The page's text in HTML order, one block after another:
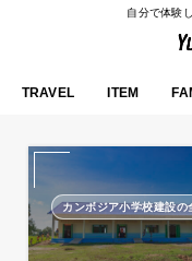
自分で体験
TRAVEL ITEM
カンボジア小学校建設の